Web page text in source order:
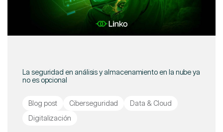
La seguridad en análisis y almacenamiento en la nube ya
no es opcional
Blog post Ciberseguridad
Data & Cloud
Digitalización